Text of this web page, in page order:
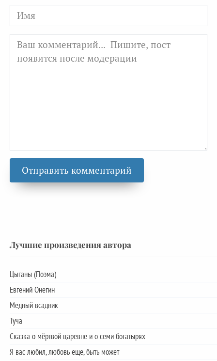
Имя
Лучшие произведения автора
Цыганы (Поэма)
Евгений Онегин
Медный всадник
Туча
Сказка о мёртвой царевне и о семи богатырях
Я вас любил, любовь еще, быть может